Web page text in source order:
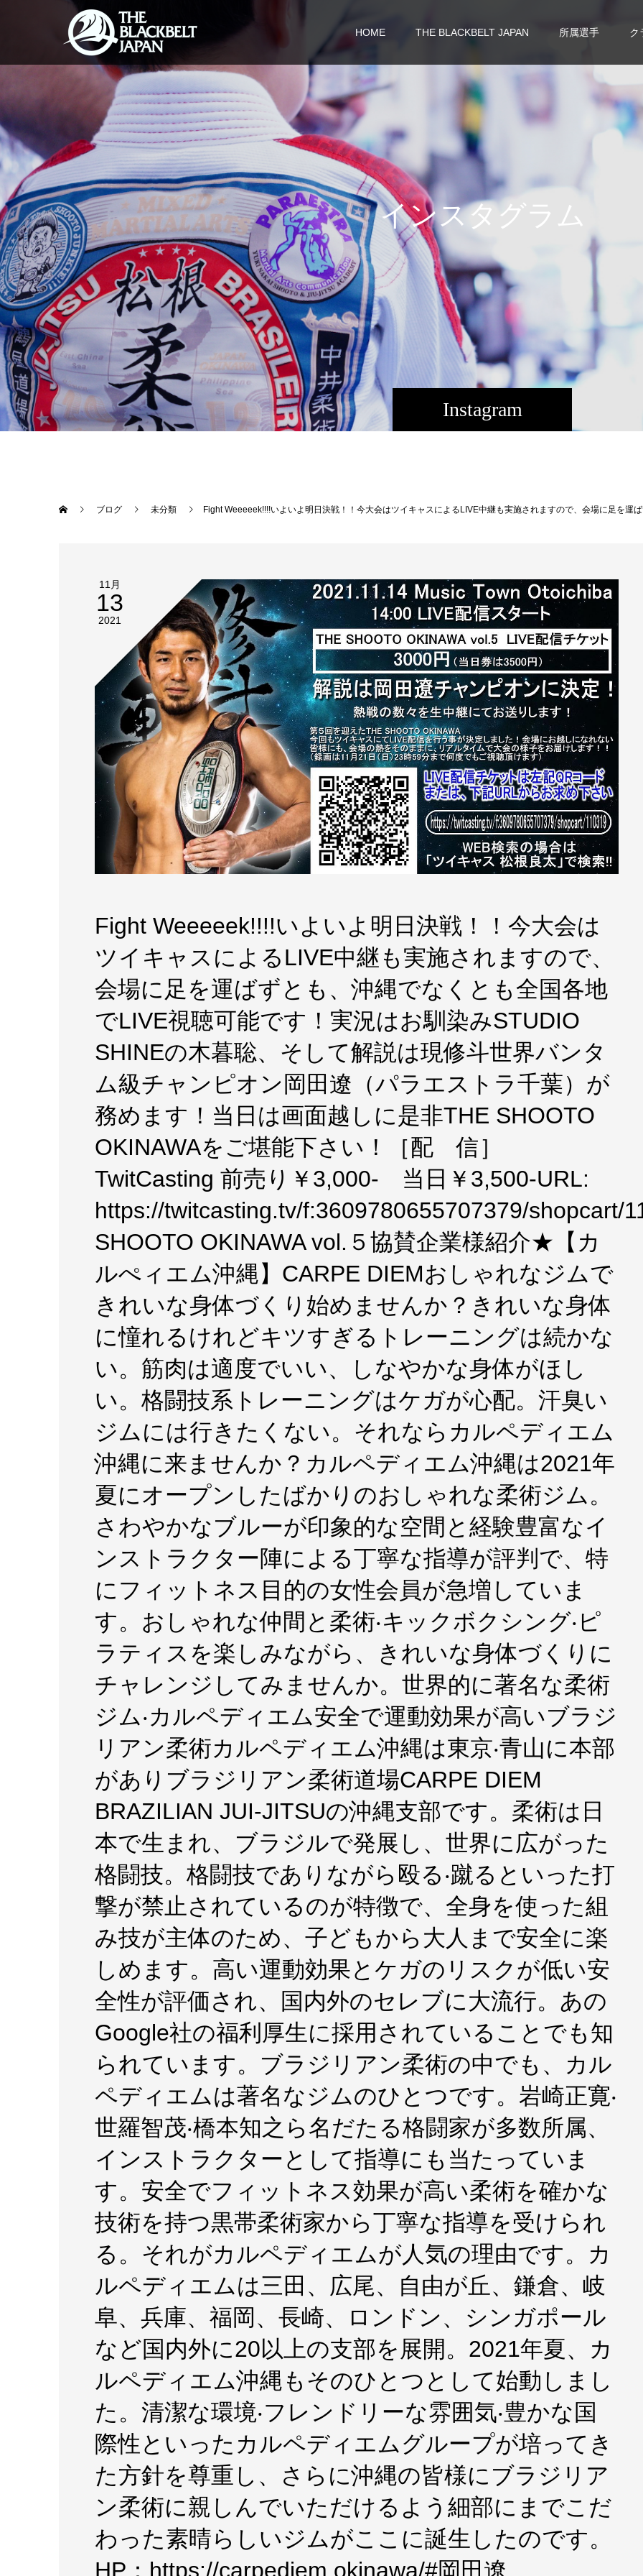
HOME THE BLACKBELT JAPAN 所属選手 ク
Instagram
インスタグラ ム
ブログ 未分類 Fight Weeeeek!!!!いよいよ明日決戦！！今大会はツイキャスによるLIVE中継も実施されますので、会場に足を運ばずとも、沖縄でなくとも全国各地でLIVE視聴可能です！実況はお馴染みSTUDIO SHINEの木暮聡、そして解説は現修斗世界バンタム級チャンピオン岡田遼（パラエストラ千葉）が務めます！当日は画面越しに是非THE SHOOTO OKINAWAをご堪能下さい！［配 信］TwitCasting 前売り￥3,000- 当日￥3,500-URL: https://twitcasting.tv/f:3609780655707379/shopcart/110319☆THE SHOOTO OKINAWA vol.５協賛企業様紹介★【カルぺィエム沖縄】CARPE DIEMおしゃれなジムできれいな⾝体づくり始めませんか？きれいな⾝体に憧れるけれどキツすぎるトレーニングは続かない。筋⾁は適度でいい、しなやかな⾝体がほしい。格闘技系トレーニングはケガが⼼配。汗臭いジムには⾏きたくない。それならカルペディエム沖縄に来ませんか？カルペディエム沖縄は2021年夏にオープンしたばかりのおしゃれな柔術ジム。さわやかなブルーが印象的な空間と経験豊富なインストラクター陣による丁寧な指導が評判で、特にフィットネス⽬的の⼥性会員が急増しています。おしゃれな仲間と柔術‧キックボクシング‧ピラティスを楽しみながら、きれいな⾝体づくりにチャレンジしてみませんか。世界的に著名な柔術ジム‧カルペディエム安全で運動効果が⾼いブラジリアン柔術カルペディエム沖縄は東京‧⻘⼭に本部がありブラジリアン柔術道場CARPE DIEM BRAZILIAN JUI-JITSUの沖縄⽀部です。柔術は⽇本で⽣まれ、ブラジルで発展し、世界に広がった格闘技。格闘技でありながら殴る‧蹴るといった打撃が禁⽌されているのが特徴で、全⾝を使った組み技が主体のため、⼦どもから⼤⼈まで安全に楽しめます。⾼い運動効果とケガのリスクが低い安全性が評価され、国内外
11月
13
2021
Fight Weeeeek!!!!いよいよ明日決戦！！今大会は
ツイキャスによるLIVE中継も実施されますので、
会場に足を運ばずとも、沖縄でなくとも全国各地
でLIVE視聴可能です！実況はお馴染みSTUDIO
SHINEの木暮聡、そして解説は現修斗世界バンタ
ム級チャンピオン岡田遼（パラエストラ千葉）が
務めます！当日は画面越しに是非THE SHOOTO
OKINAWAをご堪能下さい！［配 信］
TwitCasting 前売り￥3,000- 当日￥3,500-URL:
https://twitcasting.tv/f:3609780655707379/shopcart/
SHOOTO OKINAWA vol.５協賛企業様紹介★【カ
ルぺィエム沖縄】CARPE DIEMおしゃれなジムで
きれいな⾝体づくり始めませんか？きれいな⾝体
に憧れるけれどキツすぎるトレーニングは続かな
い。筋⾁は適度でいい、しなやかな⾝体がほし
い。格闘技系トレーニングはケガが⼼配。汗臭い
ジムには⾏きたくない。それならカルペディエム
沖縄に来ませんか？カルペディエム沖縄は2021年
夏にオープンしたばかりのおしゃれな柔術ジム。
さわやかなブルーが印象的な空間と経験豊富なイ
ンストラクター陣による丁寧な指導が評判で、特
にフィットネス⽬的の⼥性会員が急増していま
す。おしゃれな仲間と柔術‧キックボクシング‧ピ
ラティスを楽しみながら、きれいな⾝体づくりに
チャレンジしてみませんか。世界的に著名な柔術
ジム‧カルペディエム安全で運動効果が⾼いブラジ
リアン柔術カルペディエム沖縄は東京‧⻘⼭に本部
がありブラジリアン柔術道場CARPE DIEM
BRAZILIAN JUI-JITSUの沖縄⽀部です。柔術は⽇
本で⽣まれ、ブラジルで発展し、世界に広がった
格闘技。格闘技でありながら殴る‧蹴るといった打
撃が禁⽌されているのが特徴で、全⾝を使った組
み技が主体のため、⼦どもから⼤⼈まで安全に楽
しめます。⾼い運動効果とケガのリスクが低い安
全性が評価され、国内外のセレブに⼤流⾏。あの
Google社の福利厚⽣に採⽤されていることでも知
られています。ブラジリアン柔術の中でも、カル
ペディエムは著名なジムのひとつです。岩崎正寛‧
世羅智茂‧橋本知之ら名だたる格闘家が多数所属、
インストラクターとして指導にも当たっていま
す。安全でフィットネス効果が⾼い柔術を確かな
技術を持つ黒帯柔術家から丁寧な指導を受けられ
る。それがカルペディエムが⼈気の理由です。カ
ルペディエムは三⽥、広尾、⾃由が丘、鎌倉、岐
⾩、兵庫、福岡、⻑崎、ロンドン、シンガポール
など国内外に20以上の⽀部を展開。2021年夏、カ
ルペディエム沖縄もそのひとつとして始動しまし
た。清潔な環境‧フレンドリーな雰囲気‧豊かな国
際性といったカルペディエムグループが培ってき
た⽅針を尊重し、さらに沖縄の皆様にブラジリア
ン柔術に親しんでいただけるよう細部にまでこだ
わった素晴らしいジムがここに誕⽣したのです。
HP：https://carpediem.okinawa/#岡田遼